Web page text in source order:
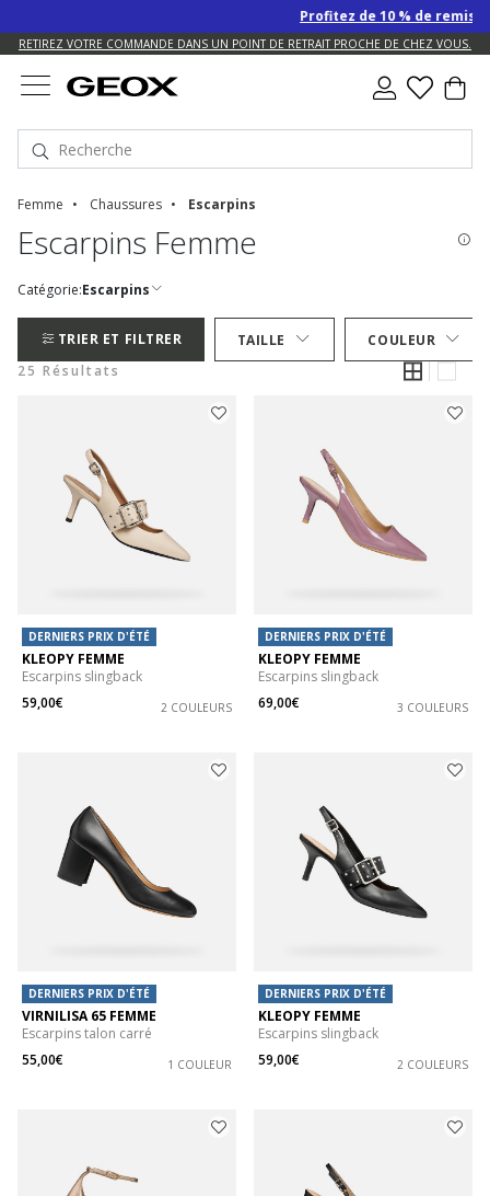
Profitez de 10 % de remise
RETIREZ VOTRE COMMANDE DANS UN POINT DE RETRAIT PROCHE DE CHEZ VOUS.
Femme Chaussures Escarpins
Escarpins Femme
Catégorie:Escarpins
TRIER ET FILTRER TAILLE
COULEUR
25 Résultats
DERNIERS PRIX D'ÉTÉ
KLEOPY FEMME
Escarpins slingback
59,00€
2 COULEURS
DERNIERS PRIX D'ÉTÉ
KLEOPY FEMME
Escarpins slingback
69,00€
3 COULEURS
DERNIERS PRIX D'ÉTÉ
VIRNILISA 65 FEMME
Escarpins talon carré
55,00€
1 COULEUR
DERNIERS PRIX D'ÉTÉ
KLEOPY FEMME
Escarpins slingback
59,00€
2 COULEURS